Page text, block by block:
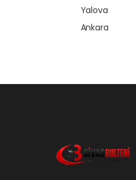
Yalova
Ankara